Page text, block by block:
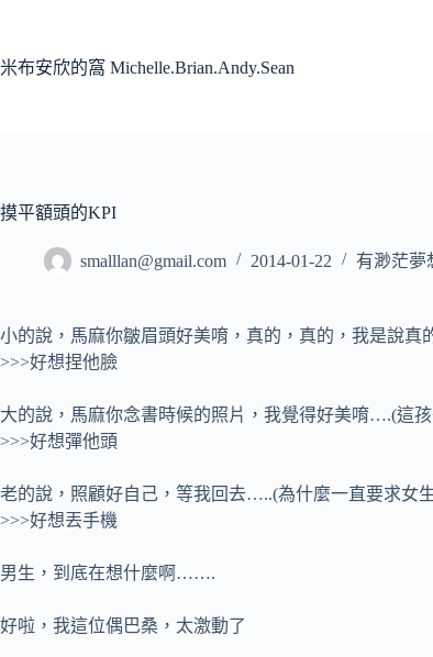
主
米布安欣的窩 Michelle.Brian.Andy.Sean
摸平額頭的KPI
smalllan@gmail.com 2014-01-22 有渺茫夢
小的說，馬麻你皺眉頭好美唷，真的，真的，我是說真
>>>好想捏他臉
大的說，馬麻你念書時候的照片，我覺得好美唷….(這
>>>好想彈他頭
老的說，照顧好自己，等我回去…..(為什麼一直要求女
>>>好想丟手機
男生，到底在想什麼啊…….
好啦，我這位偶巴桑，太激動了